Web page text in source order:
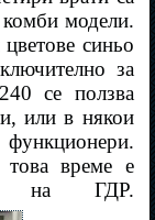
модели.
синьо
за
се ползва
или в някои
това време е
на ГДР.